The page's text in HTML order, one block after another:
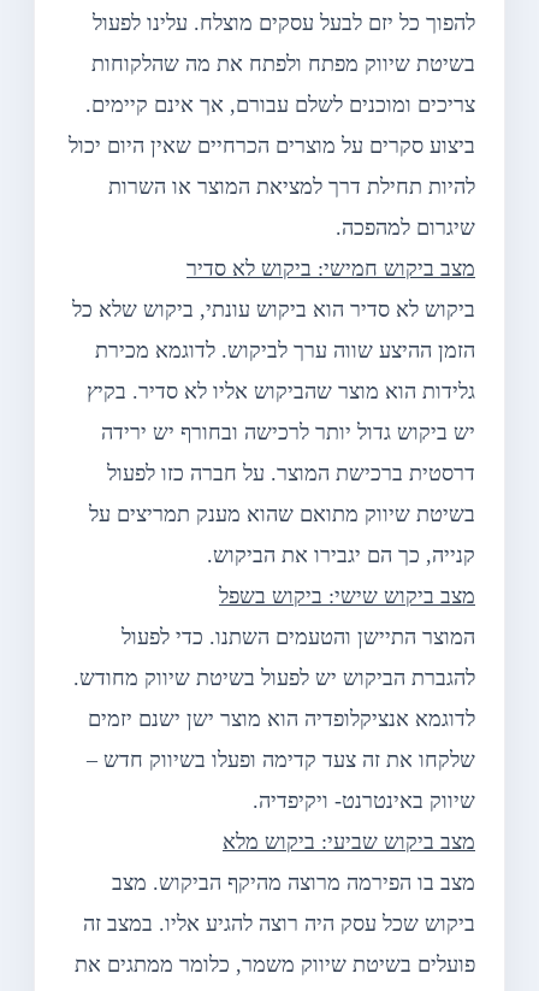
להפוך כל יזם לבעל עסקים מוצלח. עלינו לפעול
בשיטת שיווק מפתח ולפתח את מה שהלקוחות
צריכים ומוכנים לשלם עבורם, אך אינם קיימים.
ביצוע סקרים על מוצרים הכרחיים שאין היום יכול
להיות תחילת דרך למציאת המוצר או השרות
שיגרום למהפכה.
מצב ביקוש חמישי: ביקוש לא סדיר
ביקוש לא סדיר הוא ביקוש עונתי, ביקוש שלא כל
הזמן ההיצע שווה ערך לביקוש. לדוגמא מכירת
גלידות הוא מוצר שהביקוש אליו לא סדיר. בקיץ
יש ביקוש גדול יותר לרכישה ובחורף יש ירידה
דרסטית ברכישת המוצר. על חברה כזו לפעול
בשיטת שיווק מתואם שהוא מענק תמריצים על
קנייה, כך הם יגבירו את הביקוש.
מצב ביקוש שישי: ביקוש בשפל
המוצר התיישן והטעמים השתנו. כדי לפעול
להגברת הביקוש יש לפעול בשיטת שיווק מחודש.
לדוגמא אנציקלופדיה הוא מוצר ישן ישנם יזמים
שלקחו את זה צעד קדימה ופעלו בשיווק חדש –
שיווק באינטרנט- ויקיפדיה.
מצב ביקוש שביעי: ביקוש מלא
מצב בו הפירמה מרוצה מהיקף הביקוש. מצב
ביקוש שכל עסק היה רוצה להגיע אליו. במצב זה
פועלים בשיטת שיווק משמר, כלומר ממתגים את